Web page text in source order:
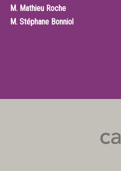
M. Mathieu Roche
M. Stéphane Bonniol